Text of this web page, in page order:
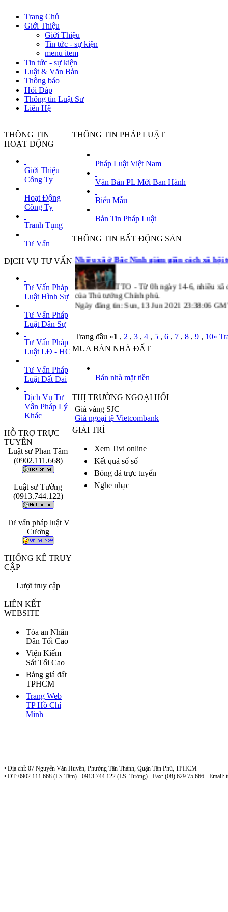
Trang Chủ
Giới Thiệu
Giới Thiệu
Tin tức - sự kiện
menu item
Tin tức - sự kiện
Luật & Văn Bản
Thông báo
Hỏi Đáp
Thông tin Luật Sư
Liên Hệ
THÔNG TIN
HOẠT ĐỘNG
Giới Thiệu
Công Ty
Hoạt Động
Công Ty
Tranh Tụng
Tư Vấn
DỊCH VỤ TƯ VẤN
Tư Vấn Pháp
Luật Hình Sự
Tư Vấn Pháp
Luật Dân Sự
Tư Vấn Pháp
Luật LĐ - HC
Tư Vấn Pháp
Luật Đất Đai
Dịch Vụ Tư
Vấn Pháp Lý
Khác
HỖ TRỢ TRỰC
TUYẾN
Luật sư Phan Tâm
(0902.111.668)
Luật sư Tường
(0913.744.122)
Tư vấn pháp luật V
Cương
THỐNG KÊ TRUY
CẬP
Lượt truy cập
LIÊN KẾT
WEBSITE
Tòa an Nhân
Dân Tối Cao
Viện Kiểm
Sát Tối Cao
Bảng giá đất
TPHCM
Trang Web
TP Hồ Chí
Minh
THÔNG TIN PHÁP LUẬT
Pháp Luật Việt Nam
Văn Bản PL Mới Ban Hành
Biểu Mẫu
Bản Tin Pháp Luật
THÔNG TIN BẤT ĐỘNG SẢN
UAE khẳng định đã bán vé trận UAE -
TTO – Tối 13-6, Liên đoàn bóng đá Việt
Việt Nam vào sân theo dõi trận đấu giữa
Ngày đăng tin: Mon, 14 Jun 2021 00:33:01
G7 thống nhất lập trường về Trung Quốc,
TTO - Thông cáo của hội nghị thượng đỉnh
Ngày đăng tin: Mon, 14 Jun 2021 00:01:31
Nhiều xã ở Bắc Ninh giảm giãn cách xã hội
TTO - Từ 0h ngày 14-6, nhiều xã
của Thủ tướng Chính phủ.
Ngày đăng tin: Sun, 13 Jun 2021 23:38:06
Trang đầu «1 , 2 , 3 , 4 , 5 , 6 , 7 , 8 , 9 , 10»
MUA BÁN NHÀ ĐẤT
Bán nhà mặt tiền
THỊ TRƯỜNG NGOẠI HỐI
Giá vàng SJC
Giá ngoại tệ Vietcombank
GIẢI TRÍ
Xem Tivi online
Kết quả số số
Bóng đá trực tuyến
Nghe nhạc
• Địa chỉ: 07 Nguyễn Văn Huyên, Phường Tân Thành, Quận Tân Phú, TPHCM
• ĐT: 0902 111 668 (LS.Tâm) - 0913 744 122 (LS. Tường) - Fax: (08).629.75.666 - Email: